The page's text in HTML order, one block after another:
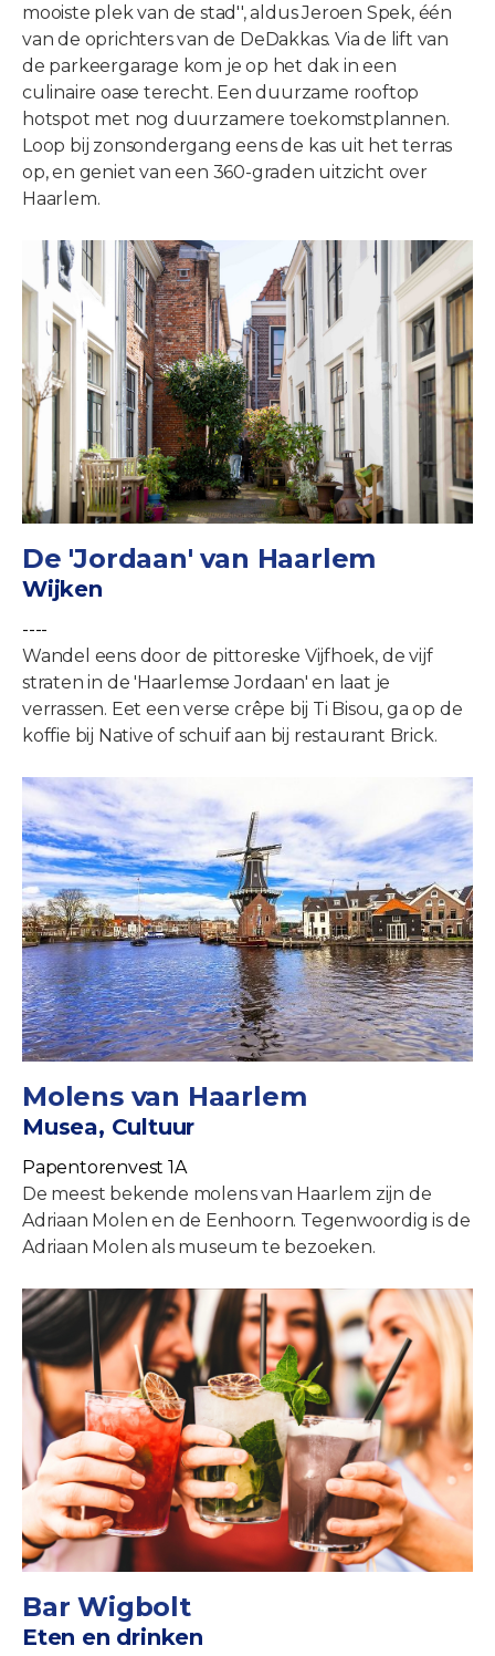
mooiste plek van de stad'', aldus Jeroen Spek, één
van de oprichters van de DeDakkas. Via de lift van
de parkeergarage kom je op het dak in een
culinaire oase terecht. Een duurzame rooftop
hotspot met nog duurzamere toekomstplannen.
Loop bij zonsondergang eens de kas uit het terras
op, en geniet van een 360-graden uitzicht over
Haarlem.
De 'Jordaan' van Haarlem
Wijken
----
Wandel eens door de pittoreske Vijfhoek, de vijf
straten in de 'Haarlemse Jordaan' en laat je
verrassen. Eet een verse crêpe bij Ti Bisou, ga op de
koffie bij Native of schuif aan bij restaurant Brick.
Molens van Haarlem
Musea, Cultuur
Papentorenvest 1A
De meest bekende molens van Haarlem zijn de
Adriaan Molen en de Eenhoorn. Tegenwoordig is de
Adriaan Molen als museum te bezoeken.
Bar Wigbolt
Eten en drinken